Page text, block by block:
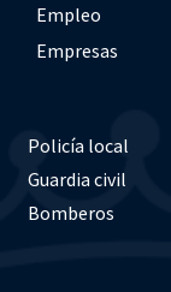
Empleo
Empresas
Policía local
Guardia civil
Bomberos